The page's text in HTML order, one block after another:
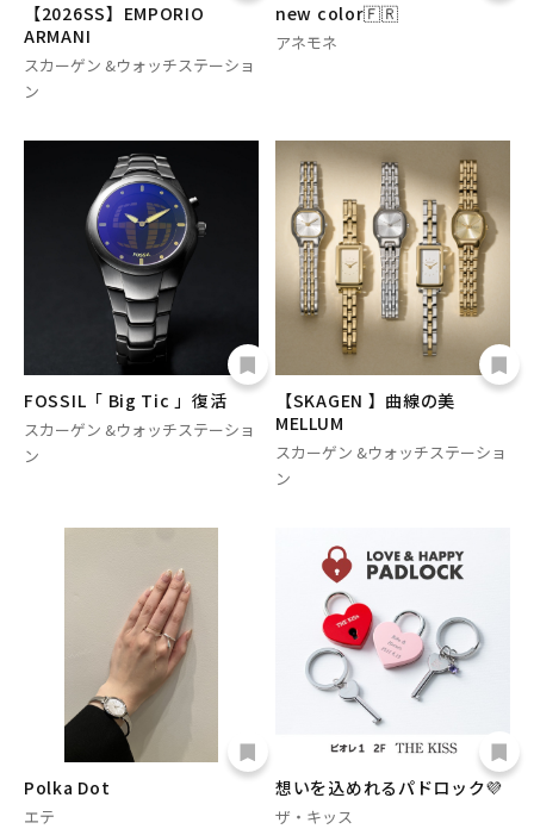
【2026SS】EMPORIO
ARMANI
スカーゲン &ウォッチステーショ
ン
new color🇫🇷
アネモネ
FOSSIL「 Big Tic 」復活
スカーゲン &ウォッチステーショ
ン
【SKAGEN 】曲線の美
MELLUM
スカーゲン &ウォッチステーショ
ン
Polka Dot
エテ
想いを込めれるパドロック💜
ザ・キッス